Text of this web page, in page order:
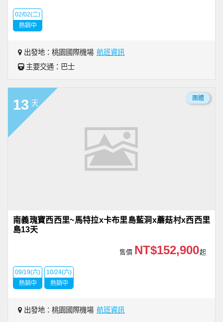
02/02(二)
熱銷中
出發地：桃園國際機場 航班資訊
主要交通：巴士
13 天
團體
南義瑰寶西西里~馬特拉x卡布里島藍洞x蘑菇村x西西里
島13天
售價 NT$152,900起
09/19(六)
熱銷中
10/24(六)
熱銷中
出發地：桃園國際機場 航班資訊